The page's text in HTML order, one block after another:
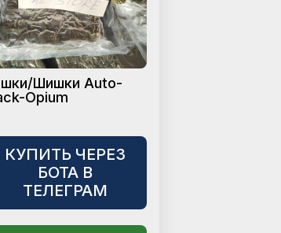
Шишки Auto-
Opium
КУПИТЬ ЧЕРЕЗ
БОТА В
ТЕЛЕГРАМ